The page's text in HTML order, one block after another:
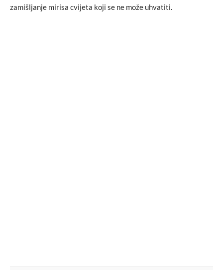
zamišljanje mirisa cvijeta koji se ne može uhvatiti.